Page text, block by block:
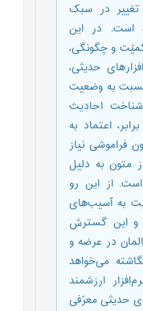
در سبک
است. در این
و چگونگی،
حدیثی،
به وضعیت
احادیث
اعتماد به
فراموشی نیاز
متون به دلیل
از این رو
به آسیب‌های
و این گسترش
در عرضه و
می‌خواهد
ارزشمند
حدیثی معرّفی